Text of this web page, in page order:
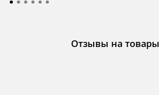
Отзывы на товары